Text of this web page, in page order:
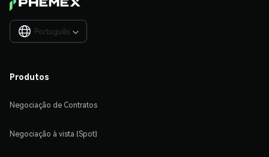
Português 
Produtos
Negociação de Contratos
Negociação à vista (Spot)